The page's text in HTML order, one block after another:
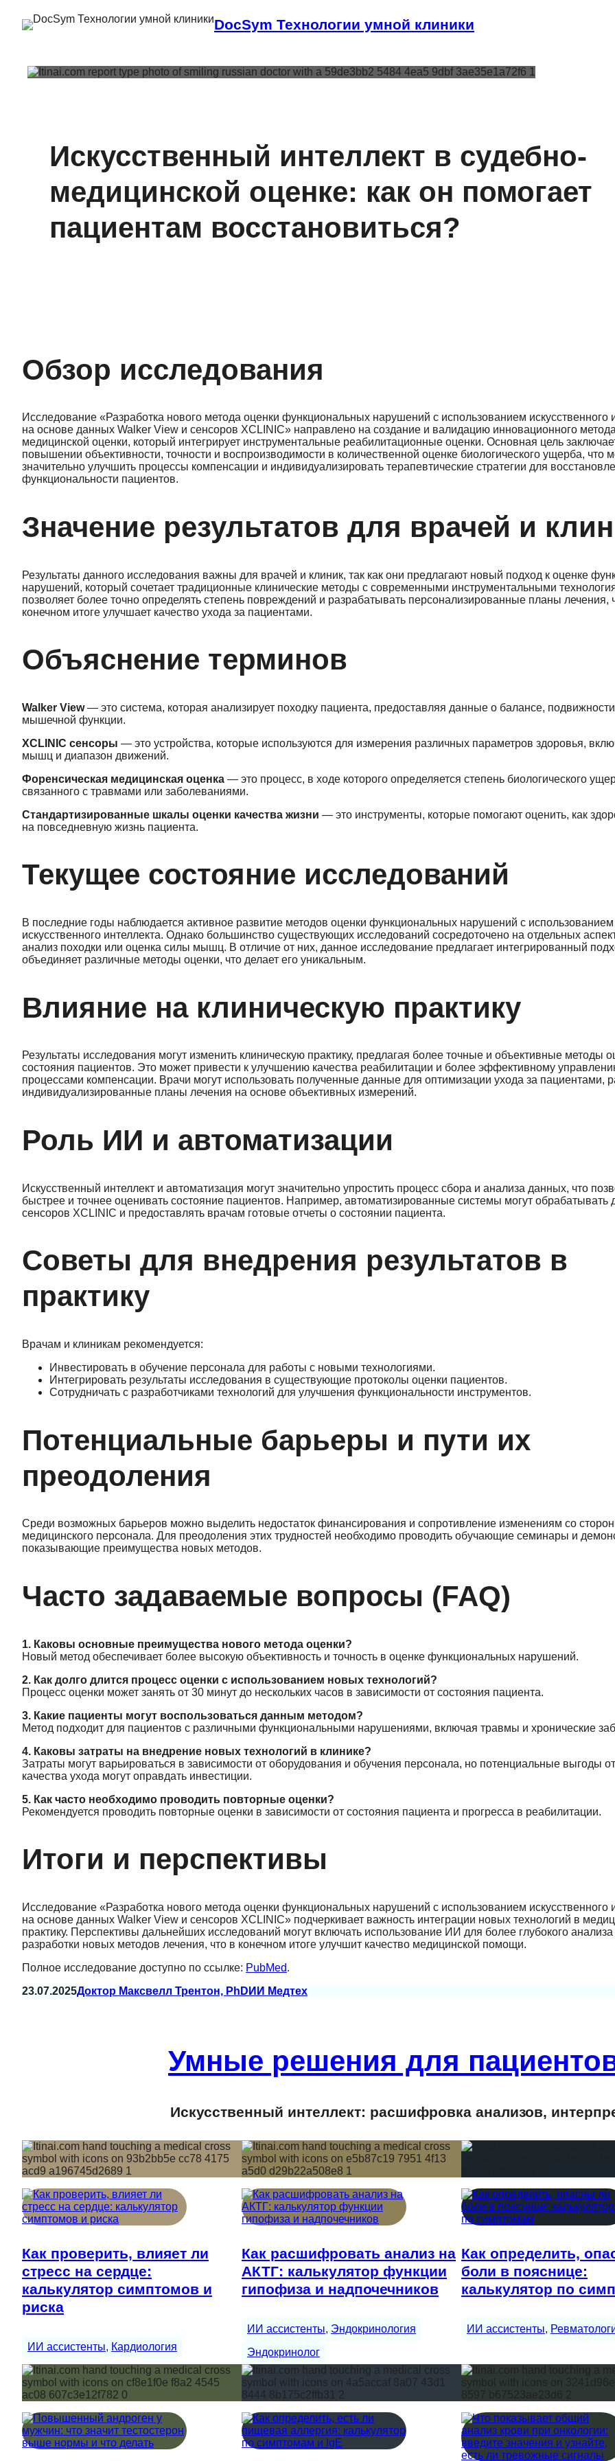
DocSym Технологии умной клиники
Искусственный интеллект в судебно-
медицинской оценке: как он помогает
пациентам восстановиться?
Обзор исследования
Исследование «Разработка нового метода оценки функциональных нарушений с использованием искусственного
на основе данных Walker View и сенсоров XCLINIC» направлено на создание и валидацию инновационного
медицинской оценки, который интегрирует инструментальные реабилитационные оценки. Основная цель
повышении объективности, точности и воспроизводимости в количественной оценке биологического ущерба, что
значительно улучшить процессы компенсации и индивидуализировать терапевтические стратегии для
функциональности пациентов.
Значение результатов для врачей и
Результаты данного исследования важны для врачей и клиник, так как они предлагают новый подход к оценке
нарушений, который сочетает традиционные клинические методы с современными инструментальными
позволяет более точно определять степень повреждений и разрабатывать персонализированные планы лечения,
конечном итоге улучшает качество ухода за пациентами.
Объяснение терминов
Walker View— это система, которая анализирует походку пациента, предоставляя данные о балансе,
мышечной функции.
XCLINIC сенсоры — это устройства, которые используются для измерения различных параметров здоровья,
мышц и диапазон движений.
Форенсическая медицинская оценка — это процесс, в ходе которого определяется степень биологического
связанного с травмами или заболеваниями.
Стандартизированные шкалы оценки качества жизни — это инструменты, которые помогают оценить, как
на повседневную жизнь пациента.
Текущее состояние исследований
В последние годы наблюдается активное развитие методов оценки функциональных нарушений с использованием
искусственного интеллекта. Однако большинство существующих исследований сосредоточено на отдельных
анализ походки или оценка силы мышц. В отличие от них, данное исследование предлагает интегрированный
объединяет различные методы оценки, что делает его уникальным.
Влияние на клиническую практику
Результаты исследования могут изменить клиническую практику, предлагая более точные и объективные методы
состояния пациентов. Это может привести к улучшению качества реабилитации и более эффективному
процессами компенсации. Врачи могут использовать полученные данные для оптимизации ухода за пациентами,
индивидуализированные планы лечения на основе объективных измерений.
Роль ИИ и автоматизации
Искусственный интеллект и автоматизация могут значительно упростить процесс сбора и анализа данных, что
быстрее и точнее оценивать состояние пациентов. Например, автоматизированные системы могут обрабатывать
сенсоров XCLINIC и предоставлять врачам готовые отчеты о состоянии пациента.
Советы для внедрения результатов в
практику
Врачам и клиникам рекомендуется:
Инвестировать в обучение персонала для работы с новыми технологиями.
Интегрировать результаты исследования в существующие протоколы оценки пациентов.
Сотрудничать с разработчиками технологий для улучшения функциональности инструментов.
Потенциальные барьеры и пути их
преодоления
Среди возможных барьеров можно выделить недостаток финансирования и сопротивление изменениям со
медицинского персонала. Для преодоления этих трудностей необходимо проводить обучающие семинары и
показывающие преимущества новых методов.
Часто задаваемые вопросы (FAQ)
1. Каковы основные преимущества нового метода оценки?
Новый метод обеспечивает более высокую объективность и точность в оценке функциональных нарушений.
2. Как долго длится процесс оценки с использованием новых технологий?
Процесс оценки может занять от 30 минут до нескольких часов в зависимости от состояния пациента.
3. Какие пациенты могут воспользоваться данным методом?
Метод подходит для пациентов с различными функциональными нарушениями, включая травмы и хронические
4. Каковы затраты на внедрение новых технологий в клинике?
Затраты могут варьироваться в зависимости от оборудования и обучения персонала, но потенциальные выгоды
качества ухода могут оправдать инвестиции.
5. Как часто необходимо проводить повторные оценки?
Рекомендуется проводить повторные оценки в зависимости от состояния пациента и прогресса в реабилитации.
Итоги и перспективы
Исследование «Разработка нового метода оценки функциональных нарушений с использованием искусственного
на основе данных Walker View и сенсоров XCLINIC» подчеркивает важность интеграции новых технологий в
практику. Перспективы дальнейших исследований могут включать использование ИИ для более глубокого
разработки новых методов лечения, что в конечном итоге улучшит качество медицинской помощи.
Полное исследование доступно по ссылке: PubMed.
23.07.2025Доктор Максвелл Трентон, PhD ИИ Медтех
Умные решения для
Искусственный интеллект: расшифровка анализов,
Как проверить, влияет ли
стресс на сердце:
калькулятор симптомов и
риска
ИИ ассистенты, Кардиология
Как расшифровать анализ на
АКТГ: калькулятор функции
гипофиза и надпочечников
ИИ ассистенты, Эндокринология
Эндокринолог
Как определить,
боли в пояснице:
калькулятор по
ИИ ассистенты,